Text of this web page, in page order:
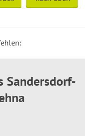
Sandersdorf-